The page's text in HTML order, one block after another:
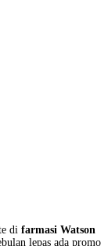
di farmasi Watson
lepas ada promo